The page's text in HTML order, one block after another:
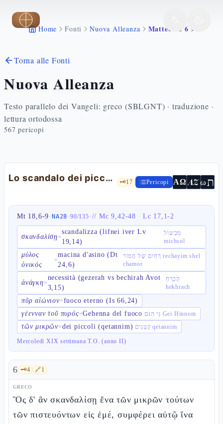
Vai al contenuto principale
Home Fonti Nuova Alleanza Matteo 18 6 9
Torna alle Fonti
Nuova Alleanza
Testo parallelo dei Vangeli: greco (SBLGNT) · traduzione ·
lettura ortodossa
567 pericopi
Lo scandalo dei piccoli — Mt 18,6-9 🗝️17 Pericopi ΑΩ AZωת
Mt 18,6-9·NA28·90/135· //Mc 9,42-48 · Lc 17,1-2
σκανδαλίσῃ=
scandalizza (lifnei iver Lv
19,14)
מִכְשׁוֹל
michsol
μύλος
ὀνικός
=
macina d'asino (Dt
24,6)
רֵחַיִם שֶׁל חֲמוֹר rechayim shel
chamor
ἀνάγκη=
necessità (gezerah vs bechirah Avot
3,15)
הֶכְרֵחַ
hekhrach
πῦρ αἰώνιον=fuoco eterno (Is 66,24)
γέενναν τοῦ πυρός=Gehenna del fuoco גֵּי הִנֹּם Gei Hinnom
τῶν μικρῶν=dei piccoli (qetannim) קְטַנִּים qetannim
Mercoledì XIX settimana T.O. (anno II)
6 🗝️4 🔗1
GRECO
Ὃς δ' ἂν σκανδαλίσῃ ἕνα τῶν μικρῶν τούτων
τῶν πιστευόντων εἰς ἐμέ, συμφέρει αὐτῷ ἵνα